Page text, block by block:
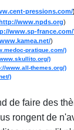
pressions.com/)
www.npds.org)
www.sp-france.com/
)
pratique.com/)
)
www.all-themes.org/)
)
de faire des
rongent de